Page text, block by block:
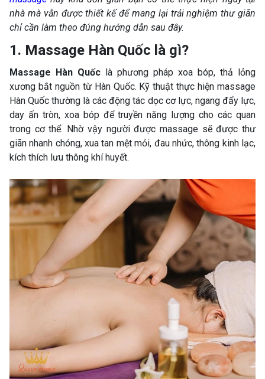
nhà mà vẫn được thiết kế để mang lại trải nghiệm thư giãn
chỉ cần làm theo đúng hướng dẫn sau đây.
1. Massage Hàn Quốc là gì?
Massage Hàn Quốc là phương pháp xoa bóp, thả lỏng
xương bắt nguồn từ Hàn Quốc. Kỹ thuật thực hiện massage
Hàn Quốc thường là các động tác dọc cơ lực, ngang đẩy lực,
day ấn tròn, xoa bóp để truyền năng lượng cho các quan
trong cơ thể. Nhờ vậy người được massage sẽ được thư
giãn nhanh chóng, xua tan mệt mỏi, đau nhức, thông kinh lạc,
kích thích lưu thông khí huyết.